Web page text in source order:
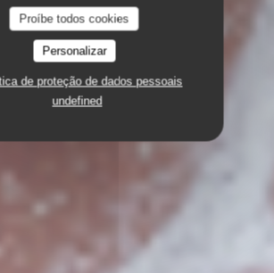
Proíbe todos cookies
Personalizar
de proteção de dados pessoais
undefined